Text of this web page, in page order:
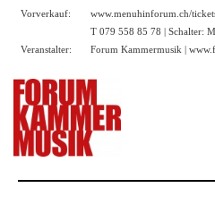
Vorverkauf:
www.menuhinforum.ch/
T 079 558 85 78 | Schalter:
Veranstalter:
Forum Kammermusik |